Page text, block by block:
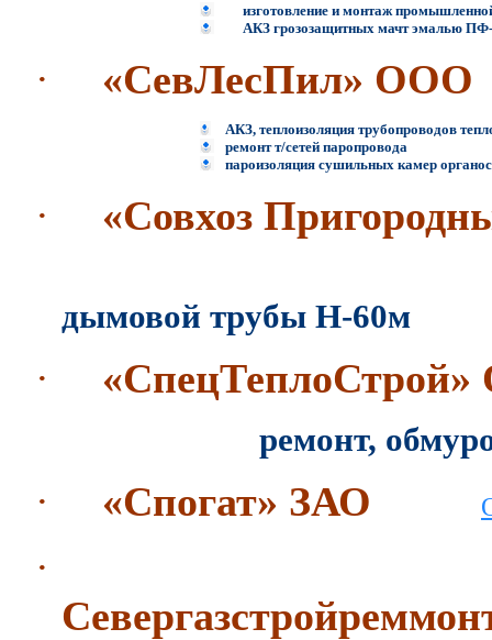
изготовление и монтаж
АКЗ грозозащитных мачт эмалью
· «СевЛесПил» ООО
АКЗ, теплоизоляция трубопроводов
ремонт т/сетей паропровода
пароизоляция сушильных камер
· «Совхоз
дымовой трубы Н-60м
·
ремонт,
· «Спогат» ЗАО
·